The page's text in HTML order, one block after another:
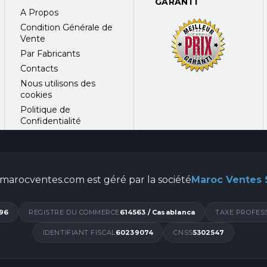
A Propos
Condition Générale de
Vente
Par Fabricants
Contacts
Nous utilisons des
cookies
Politique de
Confidentialité
marocventes.com est géré par la sociétéMaroc Ventes
REGISTRE DU COMMERCE614563 / Casablanca TAXE
IDENTIFIANT FISCAL60239074 CNSS5302547